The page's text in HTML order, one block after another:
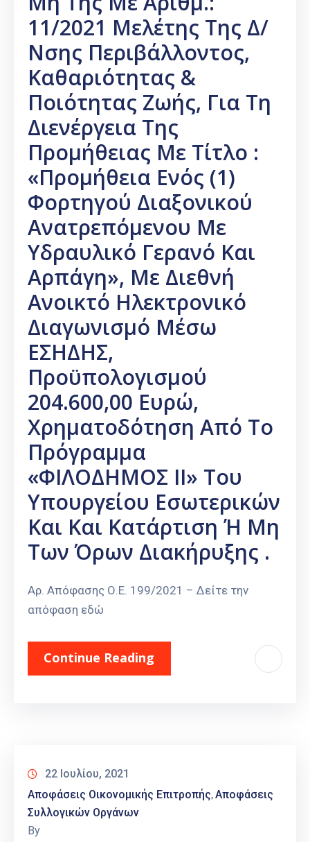
11/2021 Μελέτης Της Δ/
Νσης Περιβάλλοντος,
Καθαριότητας &
Ποιότητας Ζωής, Για Τη
Διενέργεια Της
Προμήθειας Με Τίτλο :
«Προμήθεια Ενός (1)
Φορτηγού Διαξονικού
Ανατρεπόμενου Με
Υδραυλικό Γερανό Και
Αρπάγη», Με Διεθνή
Ανοικτό Ηλεκτρονικό
Διαγωνισμό Μέσω
ΕΣΗΔΗΣ,
Προϋπολογισμού
204.600,00 Ευρώ,
Χρηματοδότηση Από Το
Πρόγραμμα
«ΦΙΛΟΔΗΜΟΣ ΙΙ» Του
Υπουργείου Εσωτερικών
Και Και Κατάρτιση Ή Μη
Των Όρων Διακήρυξης .
Αρ. Απόφασης Ο.Ε. 199/2021 – Δείτε την
απόφαση εδώ
Continue Reading
22 Ιουλίου, 2021
Αποφάσεις Οικονομικής Επιτροπής‚Αποφάσεις
Συλλογικών Οργάνων
By